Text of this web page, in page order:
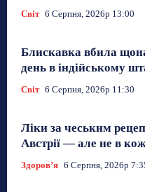
Світ 6 Серпня, 2026р 13:00
Блискавка вбила
день в індійському
Світ 6 Серпня, 2026р 11:30
Ліки за чеським
Австрії — але не в
Здоровʼя 6 Серпня, 2026р